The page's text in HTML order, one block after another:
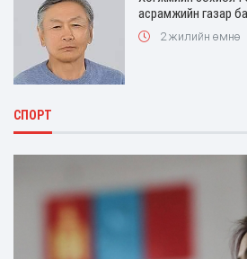
асрамжийн газар
2 жилийн өмнө
СПОРТ